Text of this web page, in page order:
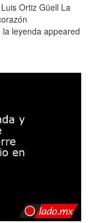
Ortiz Güell La
leyenda appeared